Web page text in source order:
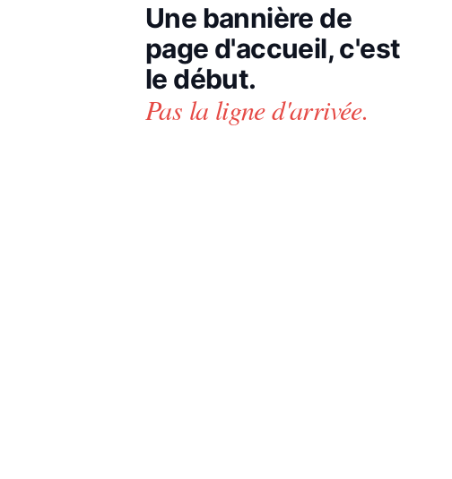
Une bannière de
page d'accueil, c'est
le début.
Pas la ligne d'arrivée.